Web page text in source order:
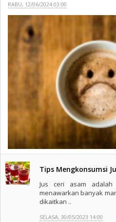
RABU, 12/06/2024 03:00
Tips Mengkonsumsi
Jus ceri asam adalah
menawarkan banyak
dikaitkan ..
SELASA, 30/05/2023 14:00